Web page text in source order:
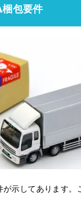
梱包要件
示してあります。